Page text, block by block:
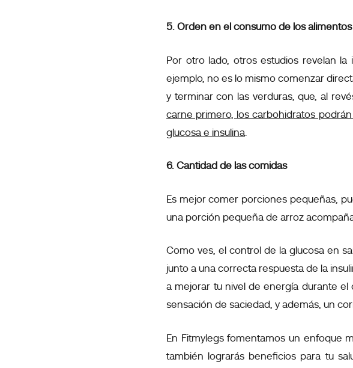
5. Orden en el consumo de los alimentos
Por otro lado, otros estudios revelan
ejemplo, no es lo mismo comenzar
y terminar con las verduras, que, al
carne primero, los carbohidratos
glucosa e insulina
6. Cantidad de las comidas
Es mejor comer porciones pequeñas,
una porción pequeña de arroz
Como ves, el control de la glucosa en
junto a una correcta respuesta de la
a mejorar tu nivel de energía durante
sensación de saciedad, y además, un
En Fitmylegs fomentamos un enfoque
también lograrás beneficios para tu